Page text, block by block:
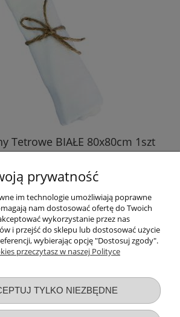
BIAŁE 70x80cm 10szt
36,40 zł
DO KOSZYKA
Tetrowe BIAŁE 80x80cm 1szt
3,69 zł
DO KOSZYKA
prywatność
im technologie umożliwiają poprawne
nam dostosować ofertę do Twoich
wykorzystanie przez nas
i przejść do sklepu lub dostosować użycie
wybierając opcję "Dostosuj zgody".
przeczytasz w naszej Polityce
TYLKO NIEZBĘDNE